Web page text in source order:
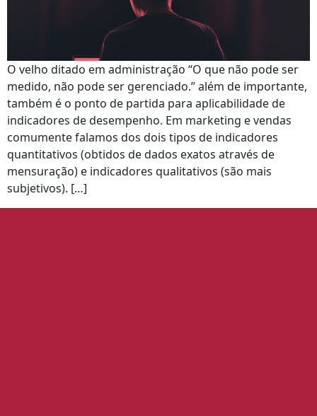
O velho ditado em administração “O que não pode ser
medido, não pode ser gerenciado.” além de importante,
também é o ponto de partida para aplicabilidade de
indicadores de desempenho. Em marketing e vendas
comumente falamos dos dois tipos de indicadores
quantitativos (obtidos de dados exatos através de
mensuração) e indicadores qualitativos (são mais
subjetivos). […]